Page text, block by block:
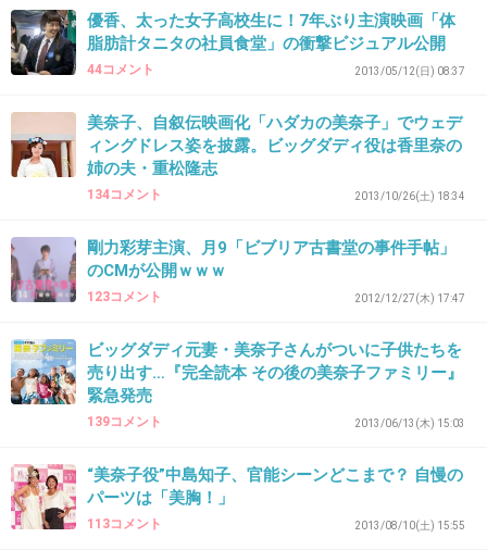
girlschannel.net
美奈子「再婚したくてしょうがない」発言をシングルマザー20人から激し
く非難され涙 美奈子「再婚したくてしょうがない」非難され涙 (1/3ページ)
- 芸能社会 - SANSPO.COM（サンスポ）フジテレビ系バラエティー「テレビ
40. 匿名2013/10/16(水) 13:56:32
+55 -0
いい加減子供がかわいそうと思わないの？
優香、太った女子高校生に！7年ぶり主演映画「体
脂肪計タニタの社員食堂」の衝撃ビジュアル公開
44コメント 2013/05/12(日) 08:37
美奈子、自叙伝映画化「ハダカの美奈子」でウェデ
ィングドレス姿を披露。ビッグダディ役は香里奈の
姉の夫・重松隆志
134コメント 2013/10/26(土) 18:34
剛力彩芽主演、月9「ビブリア古書堂の事件手帖」
のCMが公開ｗｗｗ
123コメント 2012/12/27(木) 17:47
ビッグダディ元妻・美奈子さんがついに子供たちを
売り出す…『完全読本 その後の美奈子ファミリー』
緊急発売
139コメント 2013/06/13(木) 15:03
“美奈子役”中島知子、官能シーンどこまで？ 自慢の
パーツは「美胸！」
113コメント 2013/08/10(土) 15:55